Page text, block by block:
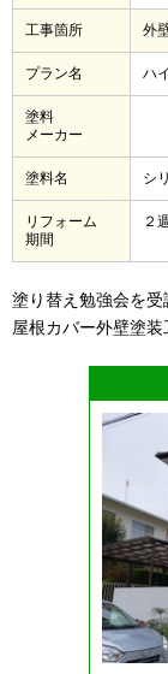
工事箇所 外
プラン名 ハ
塗料
メーカー
塗料名 シ
リフォーム
期間
２
塗り替え勉強会を受
屋根カバー外壁塗装